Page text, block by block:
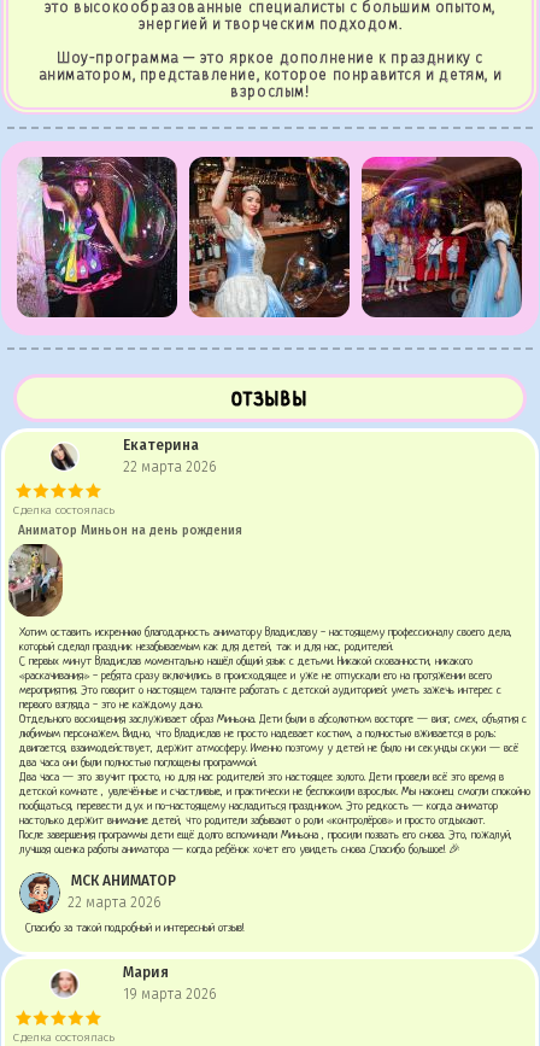
это высокообразованные специалисты с большим опытом,
энергией и творческим подходом.
Шоу-программа — это яркое дополнение к празднику с
аниматором, представление, которое понравится и детям, и
взрослым!
ОТЗЫВЫ
Екатерина
22 марта 2026
Сделка состоялась
Аниматор Миньон на день рождения
Хотим оставить искреннюю благодарность аниматору Владиславу - настоящему профессионалу своего дела,
который сделал праздник незабываемым как для детей, так и для нас, родителей.
С первых минут Владислав моментально нашёл общий язык с детьми. Никакой скованности, никакого
«раскачивания» - ребята сразу включились в происходящее и уже не отпускали его на протяжении всего
мероприятия. Это говорит о настоящем таланте работать с детской аудиторией: уметь зажечь интерес с
первого взгляда - это не каждому дано.
Отдельного восхищения заслуживает образ Миньона. Дети были в абсолютном восторге — визг, смех, объятия с
любимым персонажем. Видно, что Владислав не просто надевает костюм, а полностью вживается в роль:
двигается, взаимодействует, держит атмосферу. Именно поэтому у детей не было ни секунды скуки — всё
два часа они были полностью поглощены программой.
Два часа — это звучит просто, но для нас родителей это настоящее золото. Дети провели всё это время в
детской комнате , увлечённые и счастливые, и практически не беспокоили взрослых. Мы наконец смогли спокойно
пообщаться, перевести дух и по-настоящему насладиться праздником. Это редкость — когда аниматор
настолько держит внимание детей, что родители забывают о роли «контролёров» и просто отдыхают.
После завершения программы дети ещё долго вспоминали Миньона , просили позвать его снова. Это, пожалуй,
лучшая оценка работы аниматора — когда ребёнок хочет его увидеть снова .Спасибо большое! 🎉
МСК АНИМАТОР
22 марта 2026
Спасибо за такой подробный и интересный отзыв!
Мария
19 марта 2026
Сделка состоялась